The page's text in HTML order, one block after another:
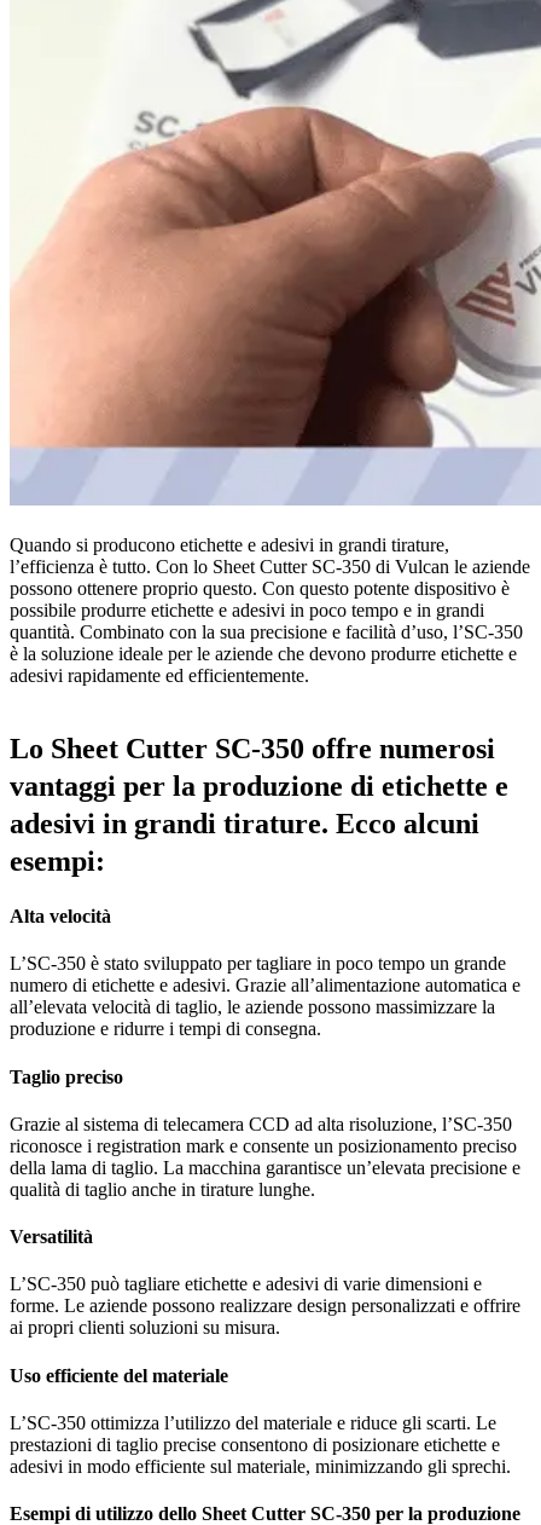
Quando si producono etichette e adesivi in grandi tirature,
l’efficienza è tutto. Con lo Sheet Cutter SC-350 di Vulcan le aziende
possono ottenere proprio questo. Con questo potente dispositivo è
possibile produrre etichette e adesivi in poco tempo e in grandi
quantità. Combinato con la sua precisione e facilità d’uso, l’SC-350
è la soluzione ideale per le aziende che devono produrre etichette e
adesivi rapidamente ed efficientemente.
Lo Sheet Cutter SC-350 offre numerosi
vantaggi per la produzione di etichette e
adesivi in grandi tirature. Ecco alcuni
esempi:
Alta velocità
L’SC-350 è stato sviluppato per tagliare in poco tempo un grande
numero di etichette e adesivi. Grazie all’alimentazione automatica e
all’elevata velocità di taglio, le aziende possono massimizzare la
produzione e ridurre i tempi di consegna.
Taglio preciso
Grazie al sistema di telecamera CCD ad alta risoluzione, l’SC-350
riconosce i registration mark e consente un posizionamento preciso
della lama di taglio. La macchina garantisce un’elevata precisione e
qualità di taglio anche in tirature lunghe.
Versatilità
L’SC-350 può tagliare etichette e adesivi di varie dimensioni e
forme. Le aziende possono realizzare design personalizzati e offrire
ai propri clienti soluzioni su misura.
Uso efficiente del materiale
L’SC-350 ottimizza l’utilizzo del materiale e riduce gli scarti. Le
prestazioni di taglio precise consentono di posizionare etichette e
adesivi in modo efficiente sul materiale, minimizzando gli sprechi.
Esempi di utilizzo dello Sheet Cutter SC-350 per la produzione